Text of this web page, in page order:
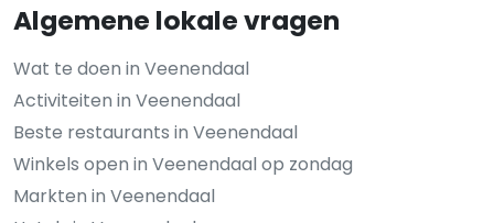
Algemene lokale vragen
Wat te doen in Veenendaal
Activiteiten in Veenendaal
Beste restaurants in Veenendaal
Winkels open in Veenendaal op zondag
Markten in Veenendaal